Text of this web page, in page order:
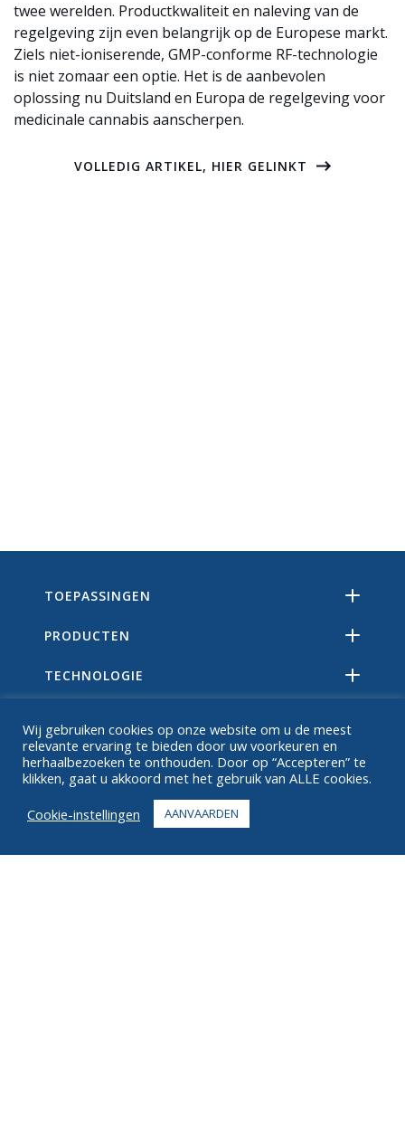
twee werelden. Productkwaliteit en naleving van de
regelgeving zijn even belangrijk op de Europese markt.
Ziels niet-ioniserende, GMP-conforme RF-technologie
is niet zomaar een optie. Het is de aanbevolen
oplossing nu Duitsland en Europa de regelgeving voor
medicinale cannabis aanscherpen.
VOLLEDIG ARTIKEL, HIER GELINKT
TOEPASSINGEN
PRODUCTEN
TECHNOLOGIE
OVER
Wij gebruiken cookies op onze website om u de meest
relevante ervaring te bieden door uw voorkeuren en
herhaalbezoeken te onthouden. Door op “Accepteren” te
klikken, gaat u akkoord met het gebruik van ALLE cookies.
Cookie-instellingen
AANVAARDEN